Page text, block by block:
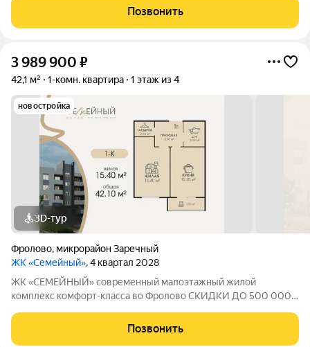
площадью 42,1 м с продуманной современной планировкой:
Позвонить
3 989 900 ₽
42,1 м² 1-комн. квартира 1 этаж из 4
новостройка
3D-тур
Фролово, микрорайон Заречный
ЖК «Семейный», 4 квартал 2028
ЖК «СЕМЕЙНЫЙ» современный малоэтажный жилой
комплекс комфорт-класса во Фролово СКИДКИ ДО 500 000
площадью 42,1 м с продуманной современной планировкой:
Позвонить